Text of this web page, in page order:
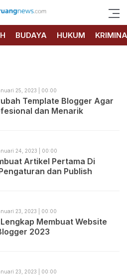
RUANG
NEWS
BUDAYA HUKUM
25, 2023 | 00:00
Template Blogger Agar
dan Menarik
24, 2023 | 00:00
Artikel Pertama Di
dan Publish
23, 2023 | 00:00
Membuat Website
2023
23, 2023 | 00:00